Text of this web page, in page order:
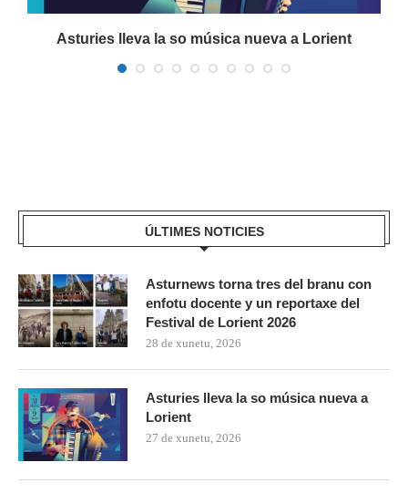
Asturies lleva la so música nueva a Lorient
ÚLTIMES NOTICIES
Asturnews torna tres del branu con
enfotu docente y un reportaxe del
Festival de Lorient 2026
28 de xunetu, 2026
Asturies lleva la so música nueva a
Lorient
27 de xunetu, 2026